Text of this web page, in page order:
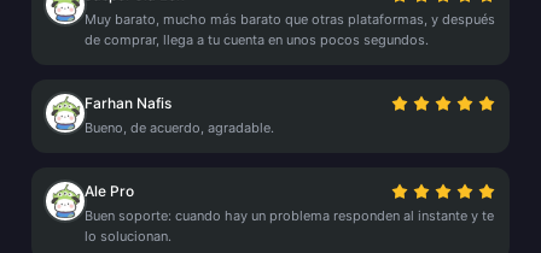
Muy barato, mucho más barato que otras plataformas, y después
de comprar, llega a tu cuenta en unos pocos segundos.
Farhan Nafis
Bueno, de acuerdo, agradable.
Ale Pro
Buen soporte: cuando hay un problema responden al instante y te
lo solucionan.